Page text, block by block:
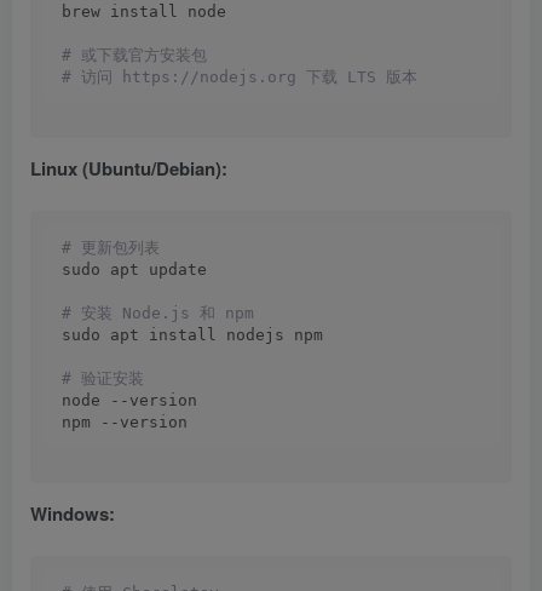
brew install node
# 或下载官方安装包
# 访问 https://nodejs.org 下载 LTS 版本
Linux (Ubuntu/Debian):
# 更新包列表
sudo apt update
# 安装 Node.js 和 npm
sudo apt install nodejs npm
# 验证安装
node --version
npm --version
Windows: